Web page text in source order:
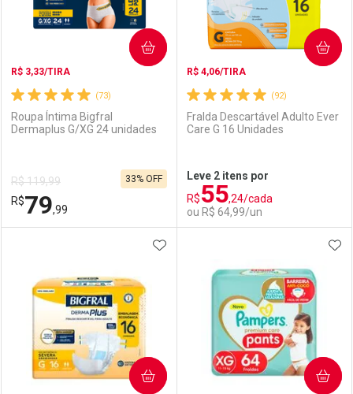
Comprar sem Desconto
Por R$ 102,89/cada
Comprar sem Desconto
Por R$ 102,89/cada
Comprar sem Desconto
Por R$ 91,99/cada
Comprar sem Desconto
Por R$ 91,99/cada
(73)
R$ 3,33/TIRA
Roupa Íntima Bigfral
Dermaplus G/XG 24 unidades
R$ 119,99
R$79,99
33% OFF
COMPRAR
Laboratório
Por Menos
(92)
R$ 4,06/TIRA
Fralda Descartável Adulto Ever
Care G 16 Unidades
Leve 2 itens por
R$55,24/cada
ou R$ 64,99/un
COMPRAR
Laboratório
Por Menos
ADICIONAR AOS FAVORITOS
COMPRAR COMPRAR